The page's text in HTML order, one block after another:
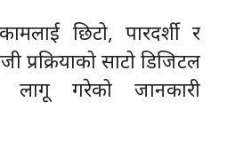
छिटो, पारदर्शी र
प्रक्रियाको साटो डिजिटल
लागू गरेको जानकारी